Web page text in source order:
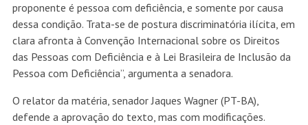
proponente é pessoa com deficiência, e somente por causa
dessa condição. Trata-se de postura discriminatória ilícita, em
clara afronta à Convenção Internacional sobre os Direitos
das Pessoas com Deficiência e à Lei Brasileira de Inclusão da
Pessoa com Deficiência”, argumenta a senadora.
O relator da matéria, senador Jaques Wagner (PT-BA),
defende a aprovação do texto, mas com modificações.